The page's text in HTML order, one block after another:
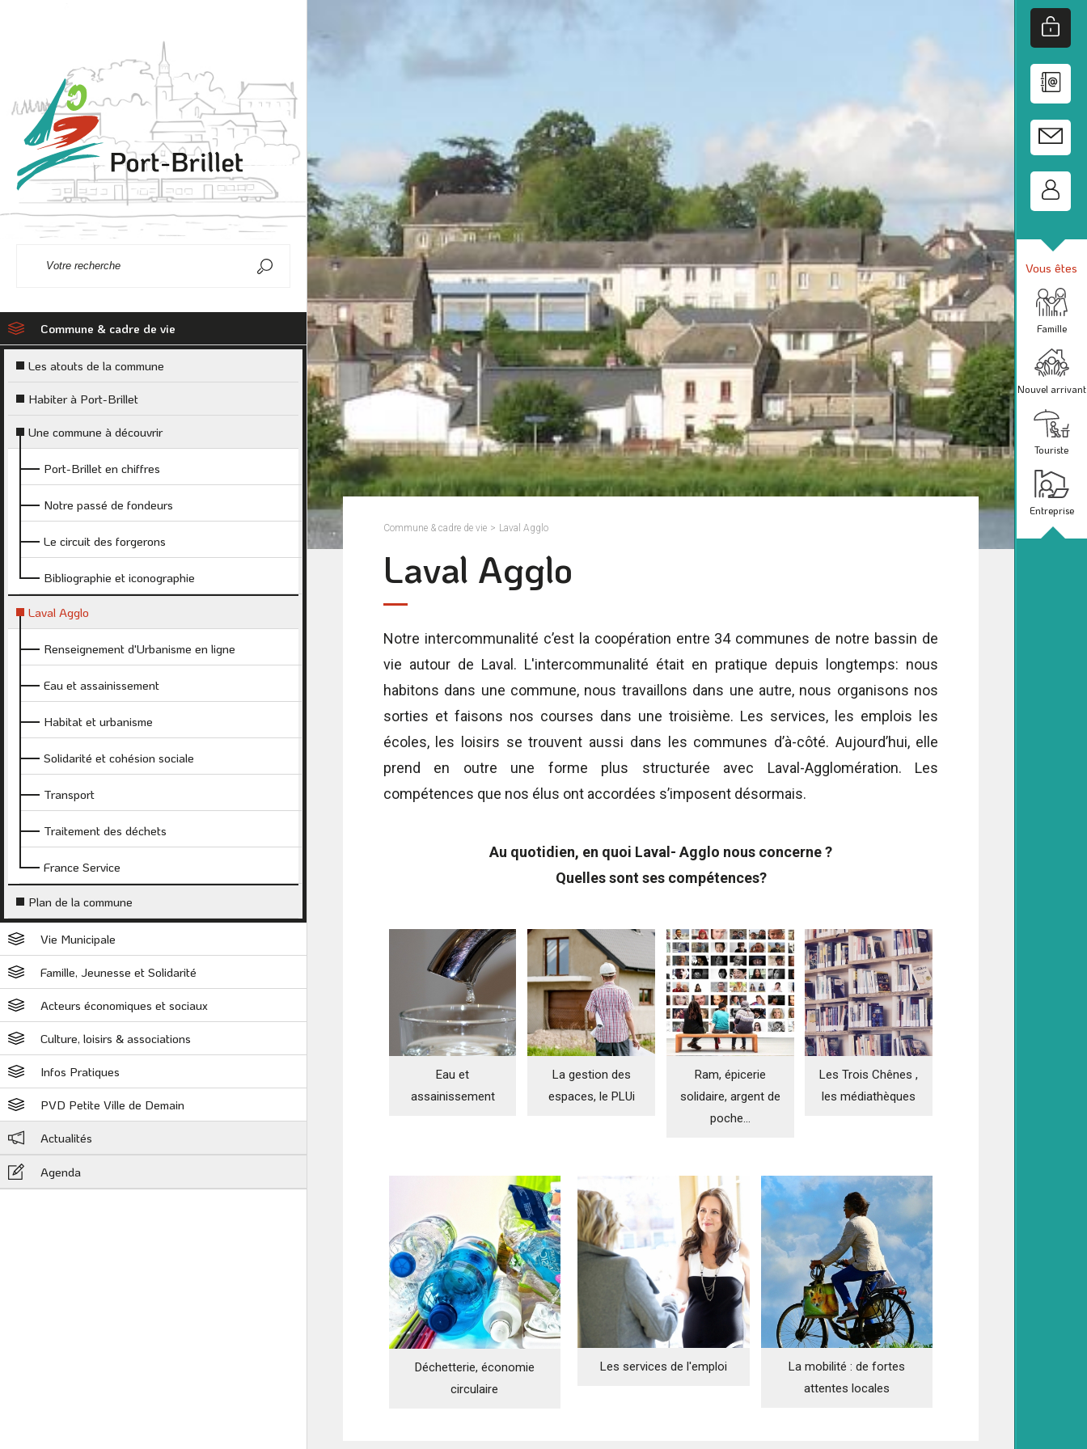
Commune & cadre de vie
Les atouts de la commune
Habiter à Port-Brillet
Une commune à découvrir
Port-Brillet en chiffres
Notre passé de fondeurs
Le circuit des forgerons
Bibliographie et iconographie
Laval Agglo
Renseignement d'Urbanisme en ligne
Eau et assainissement
Habitat et urbanisme
Solidarité et cohésion sociale
Transport
Traitement des déchets
France Service
Plan de la commune
Vie Municipale
Famille, Jeunesse et Solidarité
Acteurs économiques et sociaux
Culture, loisirs & associations
Infos Pratiques
PVD Petite Ville de Demain
Actualités
Agenda
Commune & cadre de vie > Laval Agglo
Laval Agglo
Notre intercommunalité c’est la coopération entre 34 communes de notre bassin de
vie autour de Laval. L'intercommunalité était en pratique depuis longtemps: nous
habitons dans une commune, nous travaillons dans une autre, nous organisons nos
sorties et faisons nos courses dans une troisième. Les services, les emplois les
écoles, les loisirs se trouvent aussi dans les communes d’à-côté. Aujourd’hui, elle
prend en outre une forme plus structurée avec Laval-Agglomération. Les
compétences que nos élus ont accordées s’imposent désormais.
Au quotidien, en quoi Laval- Agglo nous concerne ?
Quelles sont ses compétences?
Eau et
assainissement
La gestion des
espaces, le PLUi
Ram, épicerie
solidaire, argent de
poche...
Les Trois Chênes ,
les médiathèques
La mobilité : de fortes
attentes locales
Déchetterie, économie
circulaire
Les services de l'emploi
Vous êtes
Famille
Nouvel arrivant
Touriste
Entreprise